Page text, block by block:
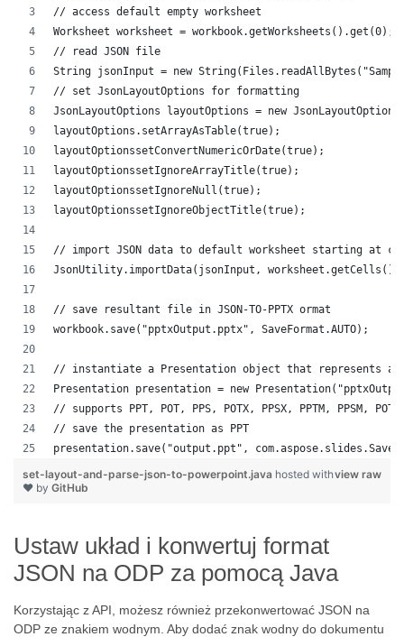
// access default empty worksheet
Worksheet worksheet = workbook.getWorksheets().get(0);
// read JSON file
String jsonInput = new
// set JsonLayoutOptions for formatting
JsonLayoutOptions layoutOptions = new
layoutOptions.setArrayAsTable(true);
layoutOptionssetConvertNumericOrDate(true);
layoutOptionssetIgnoreArrayTitle(true);
layoutOptionssetIgnoreNull(true);
layoutOptionssetIgnoreObjectTitle(true);
// import JSON data to default worksheet starting at
JsonUtility.importData(jsonInput,
// save resultant file in JSON-TO-PPTX ormat
workbook.save("pptxOutput.pptx", SaveFormat.AUTO);
// instantiate a Presentation object that represents a
Presentation presentation = new
// supports PPT, POT, PPS, POTX, PPSX, PPTM, PPSM,
// save the presentation as PPT
presentation.save("output.ppt",
view raw
set-layout-and-parse-json-to-powerpoint.java hosted with
❤ by GitHub
Ustaw układ i konwertuj format
JSON na ODP za pomocą Java
Korzystając z API, możesz również przekonwertować JSON na
ODP ze znakiem wodnym. Aby dodać znak wodny do dokumentu